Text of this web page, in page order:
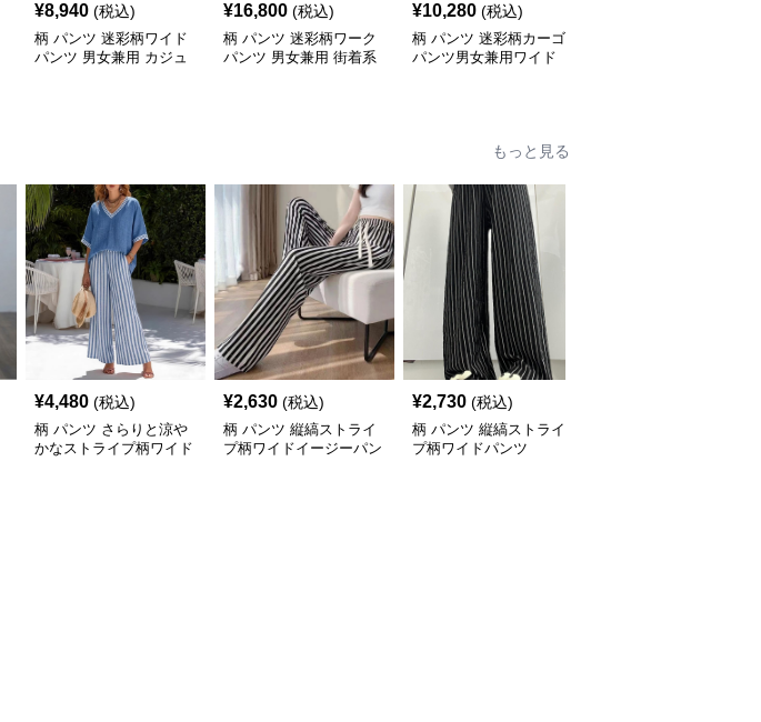
¥8,940 (税込)
柄 パンツ 迷彩柄ワイド
パンツ 男女兼用 カジュ
¥16,800 (税込)
柄 パンツ 迷彩柄ワーク
パンツ 男女兼用 街着系
¥10,280 (税込)
柄 パンツ 迷彩柄カーゴ
パンツ男女兼用ワイド
もっと見る
¥4,480 (税込)
柄 パンツ さらりと涼や
かなストライプ柄ワイド
¥2,630 (税込)
柄 パンツ 縦縞ストライ
プ柄ワイドイージーパン
¥2,730 (税込)
柄 パンツ 縦縞ストライ
プ柄ワイドパンツ